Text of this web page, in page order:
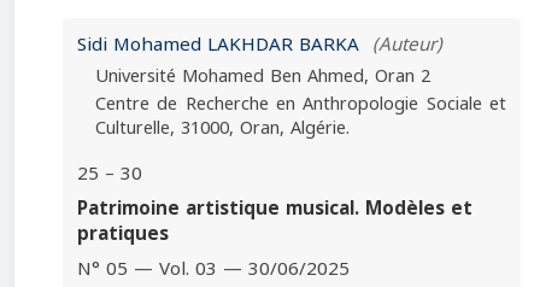
Sidi Mohamed LAKHDAR BARKA (Auteur)
Université Mohamed Ben Ahmed, Oran 2
Centre de Recherche en Anthropologie Sociale et
Culturelle, 31000, Oran, Algérie.
25 – 30
Patrimoine artistique musical. Modèles et
pratiques
N° 05 — Vol. 03 — 30/06/2025